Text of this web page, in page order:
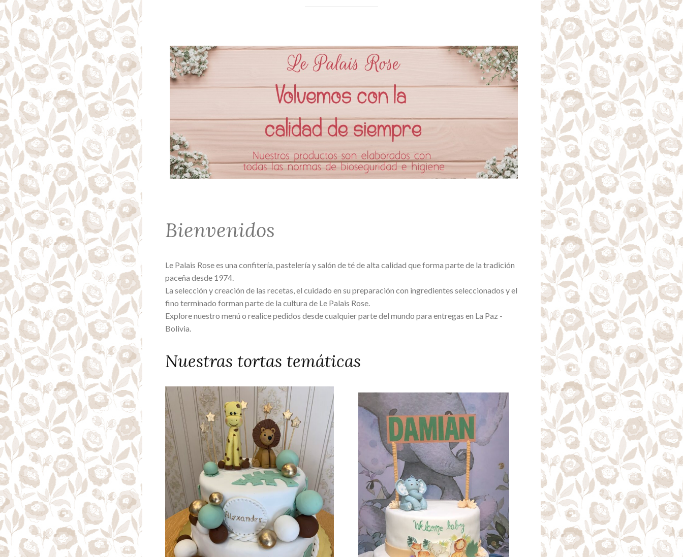
Bienvenidos
Le Palais Rose es una confitería, pastelería y salón de té de alta calidad que forma parte de la tradición
paceña desde 1974.
La selección y creación de las recetas, el cuidado en su preparación con ingredientes seleccionados y el
fino terminado forman parte de la cultura de Le Palais Rose.
Explore nuestro menú o realice pedidos desde cualquier parte del mundo para entregas en La Paz -
Bolivia.
Nuestras tortas temáticas